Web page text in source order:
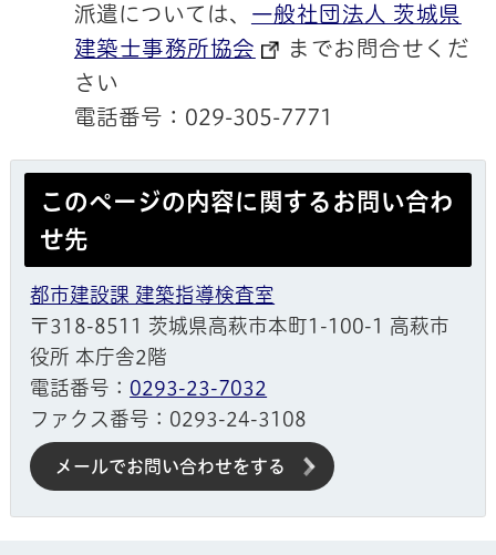
派遣については、 一般社団法人 茨城県
建築士事務所協会
までお問合せくだ
さい
電話番号：029-305-7771
このページの内容に関するお問い合わ
せ先
都市建設課 建築指導検査室
〒318-8511 茨城県高萩市本町1-100-1 高萩市
役所 本庁舎2階
電話番号： 0293-23-7032
ファクス番号：0293-24-3108
メールでお問い合わせをする